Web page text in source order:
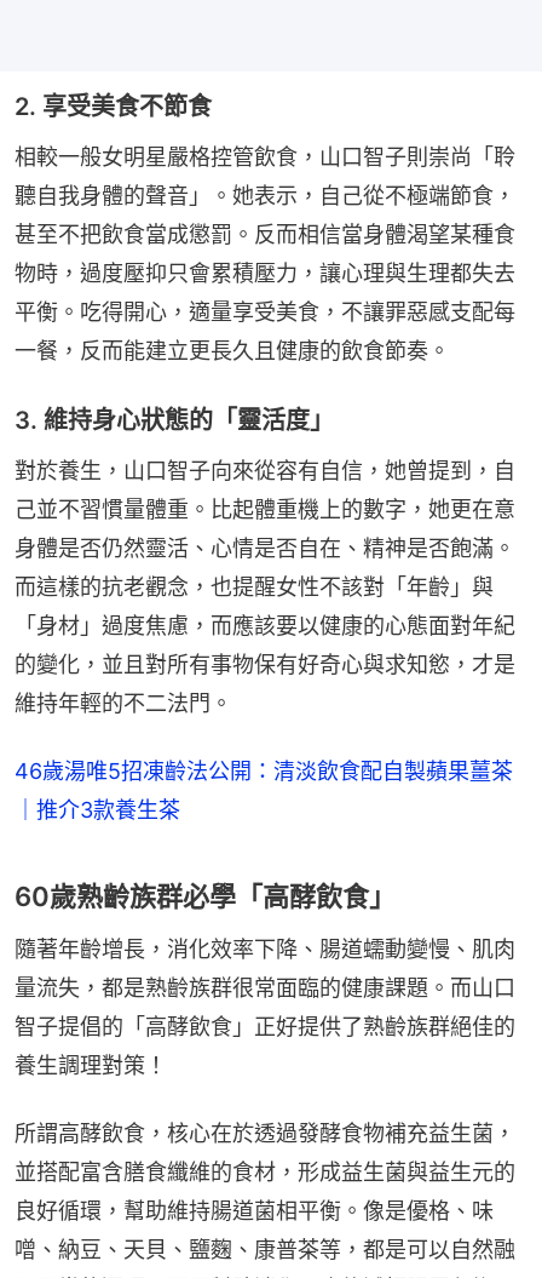
2. 享受美食不節食
相較一般女明星嚴格控管飲食，山口智子則崇尚「聆
聽自我身體的聲音」。她表示，自己從不極端節食，
甚至不把飲食當成懲罰。反而相信當身體渴望某種食
物時，過度壓抑只會累積壓力，讓心理與生理都失去
平衡。吃得開心，適量享受美食，不讓罪惡感支配每
一餐，反而能建立更長久且健康的飲食節奏。
3. 維持身心狀態的「靈活度」
對於養生，山口智子向來從容有自信，她曾提到，自
己並不習慣量體重。比起體重機上的數字，她更在意
身體是否仍然靈活、心情是否自在、精神是否飽滿。
而這樣的抗老觀念，也提醒女性不該對「年齡」與
「身材」過度焦慮，而應該要以健康的心態面對年紀
的變化，並且對所有事物保有好奇心與求知慾，才是
維持年輕的不二法門。
46歲湯唯5招凍齡法公開：清淡飲食配自製蘋果薑茶
｜推介3款養生茶
60歲熟齡族群必學「高酵飲食」
隨著年齡增長，消化效率下降、腸道蠕動變慢、肌肉
量流失，都是熟齡族群很常面臨的健康課題。而山口
智子提倡的「高酵飲食」正好提供了熟齡族群絕佳的
養生調理對策！
所謂高酵飲食，核心在於透過發酵食物補充益生菌，
並搭配富含膳食纖維的食材，形成益生菌與益生元的
良好循環，幫助維持腸道菌相平衡。像是優格、味
噌、納豆、天貝、鹽麴、康普茶等，都是可以自然融